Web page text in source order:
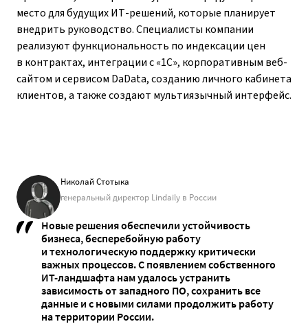
место для будущих ИТ-решений, которые планирует
внедрить руководство. Специалисты компании
реализуют функциональность по индексации цен
в контрактах, интеграции с «1С», корпоративным веб-
сайтом и сервисом DaData, созданию личного кабинета
клиентов, а также создают мультиязычный интерфейс.
Николай Стотыка
генеральный директор Lindaily в России
Новые решения обеспечили устойчивость
бизнеса, бесперебойную работу
и технологическую поддержку критически
важных процессов. С появлением собственного
ИТ-ландшафта нам удалось устранить
зависимость от западного ПО, сохранить все
данные и с новыми силами продолжить работу
на территории России.